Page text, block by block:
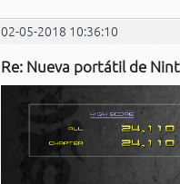
02-05-2018 10:36:10
Re: Nueva portátil de